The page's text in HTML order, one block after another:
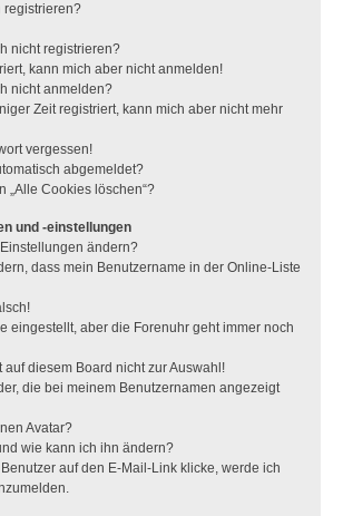
registrieren?
nicht registrieren?
kann mich aber nicht anmelden!
nicht anmelden?
Zeit registriert, kann mich aber nicht mehr
vergessen!
abgemeldet?
„Alle Cookies löschen“?
und -einstellungen
ändern?
dass mein Benutzername in der Online-Liste
eingestellt, aber die Forenuhr geht immer noch
auf diesem Board nicht zur Auswahl!
die bei meinem Benutzernamen angezeigt
Avatar?
wie kann ich ihn ändern?
auf den E-Mail-Link klicke, werde ich